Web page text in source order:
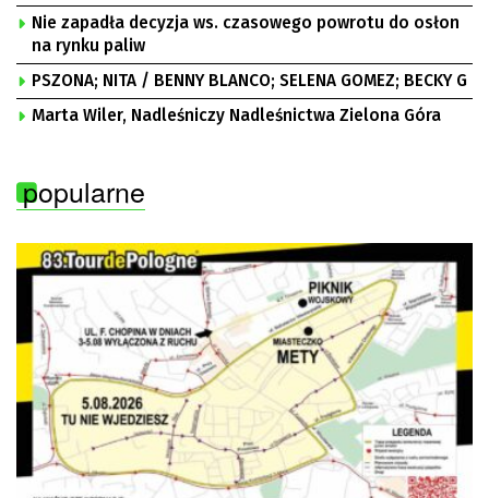
Nie zapadła decyzja ws. czasowego powrotu do osłon
na rynku paliw
PSZONA; NITA / BENNY BLANCO; SELENA GOMEZ; BECKY G
Marta Wiler, Nadleśniczy Nadleśnictwa Zielona Góra
popularne